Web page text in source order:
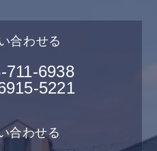
合わせる
711-6938
5221
合わせる